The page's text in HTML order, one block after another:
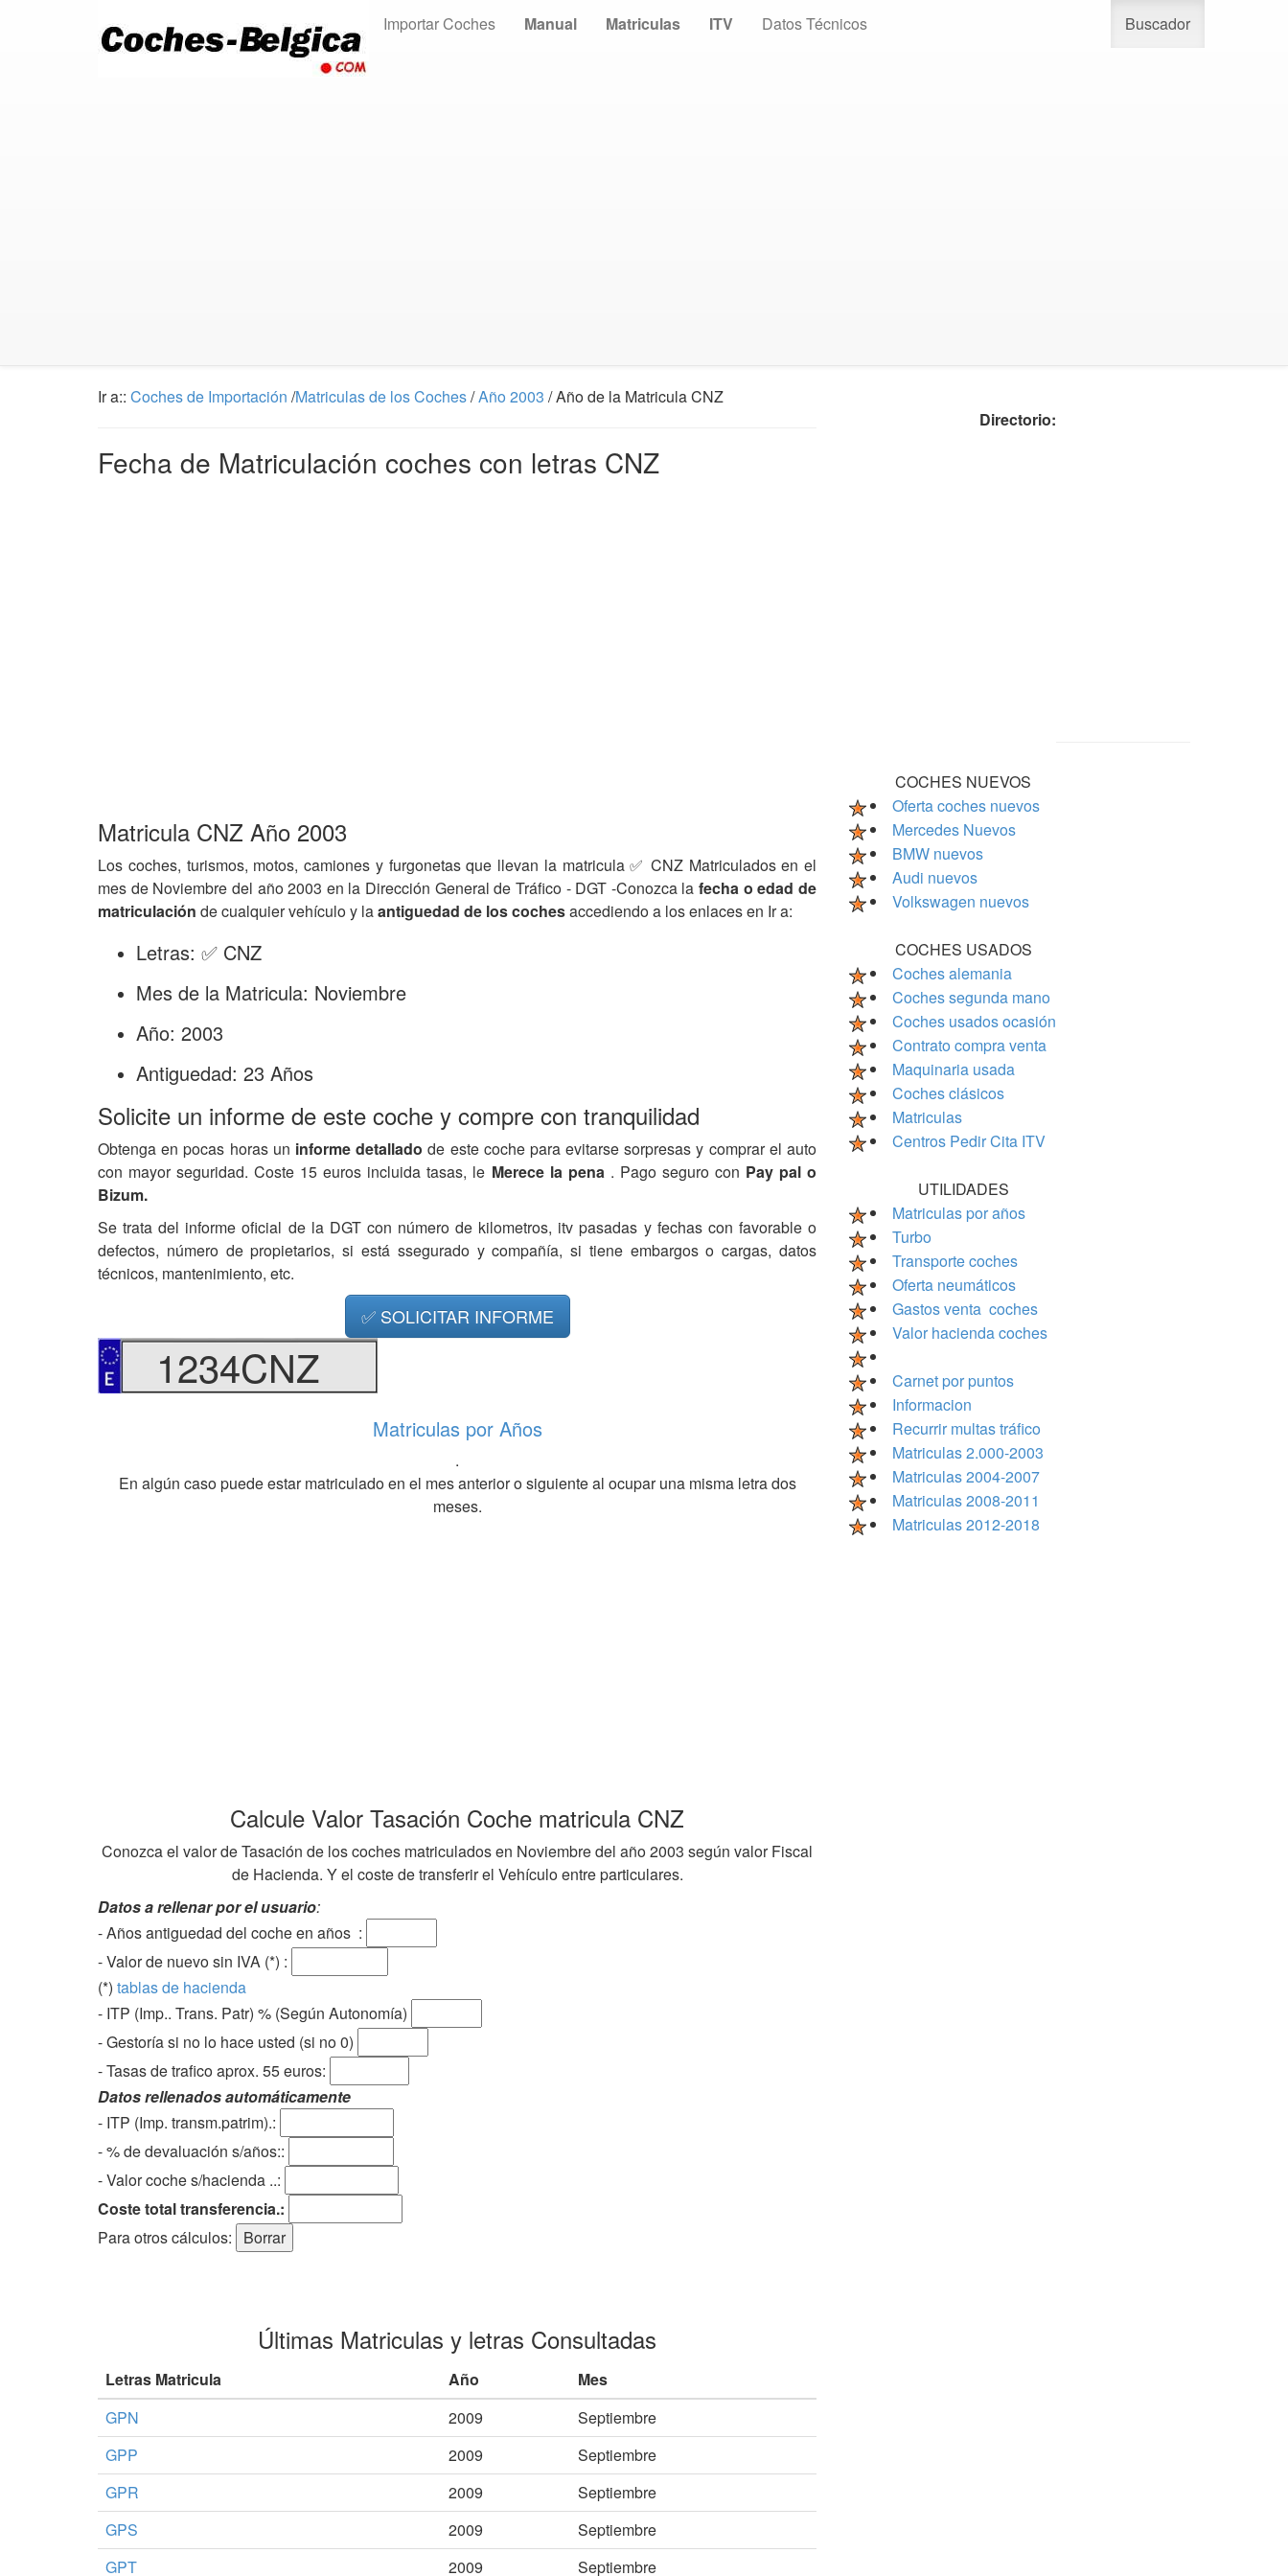
Importar Coches Manual Matriculas ITV Datos Técnicos Buscador
Ir a:: Coches de Importación /Matriculas de los Coches/Año 2003 / Año de la Matricula CNZ
Fecha de Matriculación coches con letras CNZ
Matricula CNZ Año 2003
Los coches, turismos, motos, camiones y furgonetas que llevan la matricula ✅ CNZ Matriculados en el
mes de Noviembre del año 2003 en la Dirección General de Tráfico - DGT -Conozca lafecha o edad de
matriculación de cualquier vehículo y laantiguedad de los cochesaccediendo a los enlaces en Ir a:
Letras: ✅ CNZ
Mes de la Matricula: Noviembre
Año: 2003
Antiguedad: 23 Años
Solicite un informe de este coche y compre con tranquilidad
Obtenga en pocas horas un informe detalladode este coche para evitarse sorpresas y comprar el auto
con mayor seguridad. Coste 15 euros incluida tasas, le Merece la pena . Pago seguro con Pay pal o
Bizum.
Se trata del informe oficial de la DGT con número de kilometros, itv pasadas y fechas con favorable o
defectos, número de propietarios, si está ssegurado y compañía, si tiene embargos o cargas, datos
técnicos, mantenimiento, etc.
✅ SOLICITAR INFORME
1234CNZ
Matriculas por Años
.
En algún caso puede estar matriculado en el mes anterior o siguiente al ocupar una misma letra dos
meses.
Calcule Valor Tasación Coche matricula CNZ
Conozca el valor de Tasación de los coches matriculados en Noviembre del año 2003 según valor Fiscal
de Hacienda. Y el coste de transferir el Vehículo entre particulares.
Datos a rellenar por el usuario:
- Años antiguedad del coche en años :
- Valor de nuevo sin IVA (*) :
(*) tablas de hacienda
- ITP (Imp.. Trans. Patr) % (Según Autonomía)
- Gestoría si no lo hace usted (si no 0)
-Tasas de trafico aprox. 55 euros:
Datos rellenados automáticamente
- ITP (Imp. transm.patrim).:
- % de devaluación s/años::
- Valor coche s/hacienda ..:
Coste total transferencia.:
Para otros cálculos:
Últimas Matriculas y letras Consultadas
Letras Matricula Año
Mes
GPN
2009
Septiembre
GPP
2009
Septiembre
GPR
2009
Septiembre
GPS
2009
Septiembre
GPT
2009 Septiembre
Directorio:
COCHES NUEVOS
Oferta coches nuevos
Mercedes Nuevos
BMW nuevos
Audi nuevos
Volkswagen nuevos
COCHES USADOS
Coches alemania
Coches segunda mano
Coches usados ocasión
Contrato compra venta
Maquinaria usada
Coches clásicos
Matriculas
Centros Pedir Cita ITV
UTILIDADES
Matriculas por años
Turbo
Transporte coches
Oferta neumáticos
Gastos venta coches
Valor hacienda coches
Carnet por puntos
Informacion
Recurrir multas tráfico
Matriculas 2.000-2003
Matriculas 2004-2007
Matriculas 2008-2011
Matriculas 2012-2018